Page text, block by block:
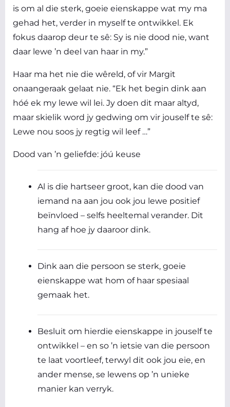
is om al die sterk, goeie eienskappe wat my ma
gehad het, verder in myself te ontwikkel. Ek
fokus daarop deur te sê: Sy is nie dood nie, want
daar lewe ’n deel van haar in my.”
Haar ma het nie die wêreld, of vir Margit
onaangeraak gelaat nie. “Ek het begin dink aan
hóé ek my lewe wil lei. Jy doen dit maar altyd,
maar skielik word jy gedwing om vir jouself te sê:
Lewe nou soos jy regtig wil leef …”
Dood van ’n geliefde: jóú keuse
Al is die hartseer groot, kan die dood van
iemand na aan jou ook jou lewe positief
beïnvloed – selfs heeltemal verander. Dit
hang af hoe jy daaroor dink.
Dink aan die persoon se sterk, goeie
eienskappe wat hom of haar spesiaal
gemaak het.
Besluit om hierdie eienskappe in jouself te
ontwikkel – en so ’n ietsie van die persoon
te laat voortleef, terwyl dit ook jou eie, en
ander mense, se lewens op ’n unieke
manier kan verryk.